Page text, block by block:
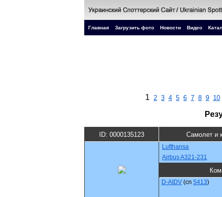
Главная Загрузить фото Новости Видео
1 2 3 4 5 6 7 8 9 10
ID: 0000135123 Самолет и
Lufthansa
Airbus A321-231
D-AIDV (cn 5413)